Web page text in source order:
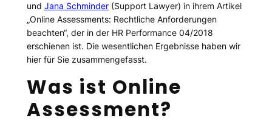
und Jana Schminder(Support Lawyer) in ihrem Artikel
„Online Assessments: Rechtliche Anforderungen
beachten“, der in der HR Performance 04/2018
erschienen ist. Die wesentlichen Ergebnisse haben wir
hier für Sie zusammengefasst.
Was ist Online
Assessment?